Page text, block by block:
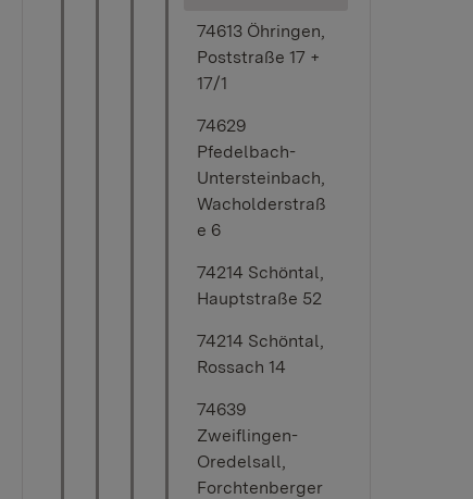
74613 Öhringen,
Poststraße 17 +
17/1
74629
Pfedelbach-
Untersteinbach,
Wacholderstraß
e 6
74214 Schöntal,
Hauptstraße 52
74214 Schöntal,
Rossach 14
74639
Zweiflingen-
Oredelsall,
Forchtenberger